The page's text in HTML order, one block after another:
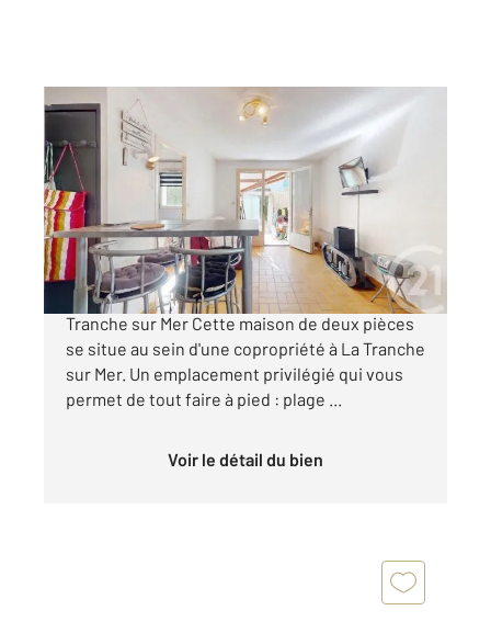
LA TRANCHE SUR MER 85
28,96 m2, 2 pièces
Ref : 2931
Maison à vendre
153 700 €
Vente maison 2 pièces de plain-pied à La
Tranche sur Mer Cette maison de deux pièces
se situe au sein d'une copropriété à La Tranche
sur Mer. Un emplacement privilégié qui vous
permet de tout faire à pied : plage ...
Voir le détail du bien